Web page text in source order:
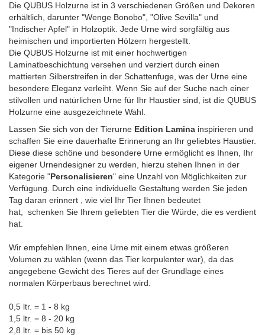
Die QUBUS Holzurne ist in 3 verschiedenen Größen und Dekoren
erhältlich, darunter "Wenge Bonobo", "Olive Sevilla" und
"Indischer Apfel" in Holzoptik. Jede Urne wird sorgfältig aus
heimischen und importierten Hölzern hergestellt.
Die QUBUS Holzurne ist mit einer hochwertigen
Laminatbeschichtung versehen und verziert durch einen
mattierten Silberstreifen in der Schattenfuge, was der Urne eine
besondere Eleganz verleiht. Wenn Sie auf der Suche nach einer
stilvollen und natürlichen Urne für Ihr Haustier sind, ist die QUBUS
Holzurne eine ausgezeichnete Wahl.
Lassen Sie sich von der Tierurne Edition Lamina inspirieren und
schaffen Sie eine dauerhafte Erinnerung an Ihr geliebtes Haustier.
Diese diese schöne und besondere Urne ermöglicht es Ihnen, Ihr
eigener Urnendesigner zu werden, hierzu stehen Ihnen in der
Kategorie "Personalisieren" eine Unzahl von Möglichkeiten zur
Verfügung. Durch eine individuelle Gestaltung werden Sie jeden
Tag daran erinnert , wie viel Ihr Tier Ihnen bedeutet
hat, schenken Sie Ihrem geliebten Tier die Würde, die es verdient
hat.
Wir empfehlen Ihnen, eine Urne mit einem etwas größeren
Volumen zu wählen (wenn das Tier korpulenter war), da das
angegebene Gewicht des Tieres auf der Grundlage eines
normalen Körperbaus berechnet wird.
0,5 ltr. = 1 - 8 kg
1,5 ltr. = 8 - 20 kg
2,8 ltr. = bis 50 kg